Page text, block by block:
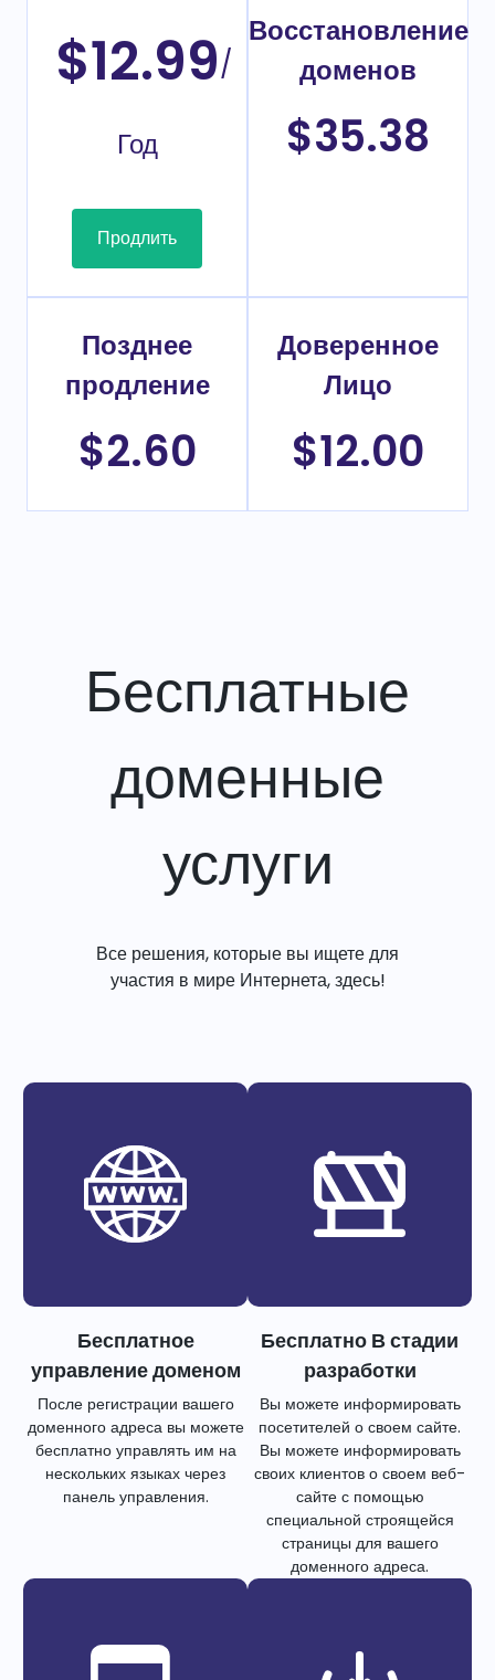
$12.99/
Год
Продлить
Восстановление
доменов
$35.38
Позднее
продление
$2.60
Доверенное
Лицо
$12.00
Бесплатные
доменные
услуги
Все решения, которые вы ищете для
участия в мире Интернета, здесь!
Бесплатное
управление доменом
После регистрации вашего
доменного адреса вы можете
бесплатно управлять им на
нескольких языках через
панель управления.
Бесплатно В стадии
разработки
Вы можете информировать
посетителей о своем сайте.
Вы можете информировать
своих клиентов о своем веб-
сайте с помощью
специальной строящейся
страницы для вашего
доменного адреса.